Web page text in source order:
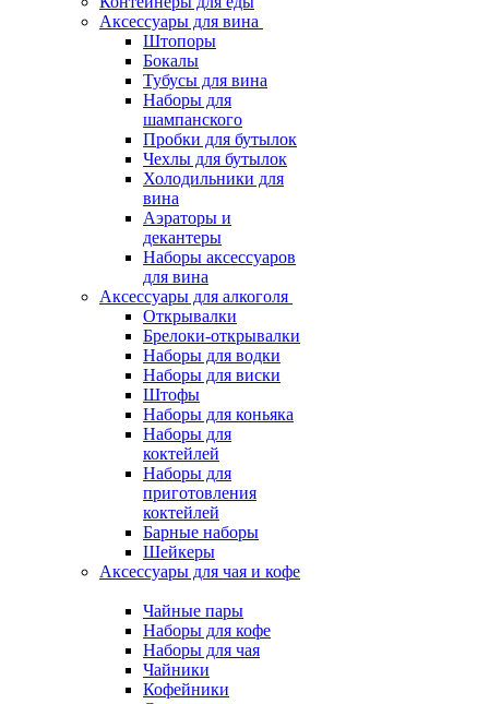
Аксессуары для вина
Штопоры
Бокалы
Тубусы для вина
Наборы для
шампанского
Пробки для бутылок
Чехлы для бутылок
Холодильники для
вина
Аэраторы и
декантеры
Наборы аксессуаров
для вина
Аксессуары для алкоголя
Открывалки
Брелоки-открывалки
Наборы для водки
Наборы для виски
Штофы
Наборы для коньяка
Наборы для
коктейлей
Наборы для
приготовления
коктейлей
Барные наборы
Шейкеры
Аксессуары для чая и кофе
Чайные пары
Наборы для кофе
Наборы для чая
Чайники
Кофейники